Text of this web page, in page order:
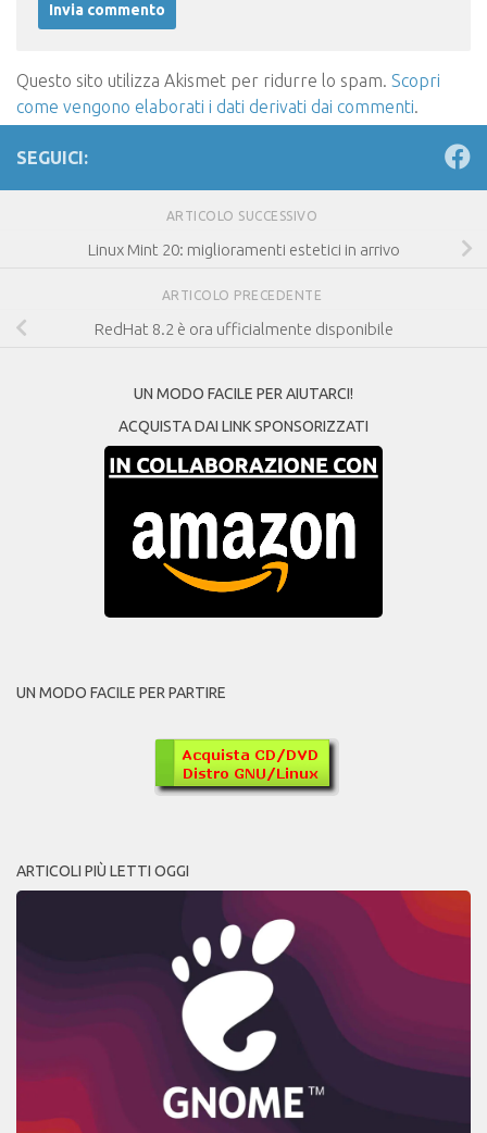
Questo sito utilizza Akismet per ridurre lo spam. Scopri
come vengono elaborati i dati derivati dai commenti
SEGUICI:
ARTICOLO SUCCESSIVO
Linux Mint 20: miglioramenti estetici in arrivo
ARTICOLO PRECEDENTE
RedHat 8.2 è ora ufficialmente disponibile
UN MODO FACILE PER AIUTARCI!
ACQUISTA DAI LINK SPONSORIZZATI
UN MODO FACILE PER PARTIRE
ARTICOLI PIÙ LETTI OGGI